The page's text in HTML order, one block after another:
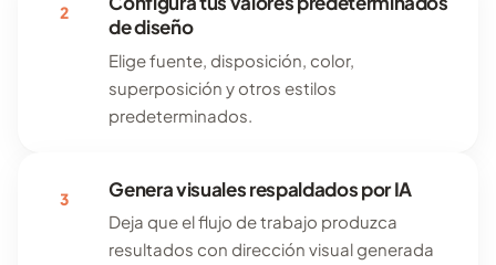
2
de diseño
Elige fuente, disposición, color,
superposición y otros estilos
predeterminados.
3 Genera visuales respaldados por IA
Deja que el flujo de trabajo produzca
resultados con dirección visual generada